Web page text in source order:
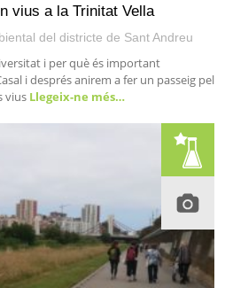
vius a la Trinitat Vella
del districte de Sant Andreu
i per què és important
i després anirem a fer un passeig pel
vius Llegeix-ne més…